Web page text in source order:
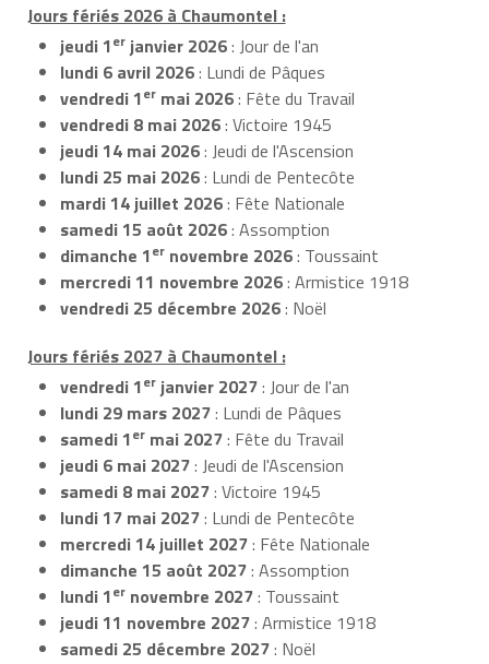
Jours fériés 2026 à Chaumontel :
jeudi 1er janvier 2026: Jour de l'an
lundi 6 avril 2026: Lundi de Pâques
vendredi 1er mai 2026: Fête du Travail
vendredi 8 mai 2026: Victoire 1945
jeudi 14 mai 2026: Jeudi de l'Ascension
lundi 25 mai 2026: Lundi de Pentecôte
mardi 14 juillet 2026: Fête Nationale
samedi 15 août 2026: Assomption
dimanche 1er novembre 2026: Toussaint
mercredi 11 novembre 2026: Armistice 1918
vendredi 25 décembre 2026: Noël
Jours fériés 2027 à Chaumontel :
vendredi 1er janvier 2027: Jour de l'an
lundi 29 mars 2027: Lundi de Pâques
samedi 1er mai 2027: Fête du Travail
jeudi 6 mai 2027: Jeudi de l'Ascension
samedi 8 mai 2027: Victoire 1945
lundi 17 mai 2027: Lundi de Pentecôte
mercredi 14 juillet 2027: Fête Nationale
dimanche 15 août 2027: Assomption
lundi 1er novembre 2027: Toussaint
jeudi 11 novembre 2027: Armistice 1918
samedi 25 décembre 2027: Noël